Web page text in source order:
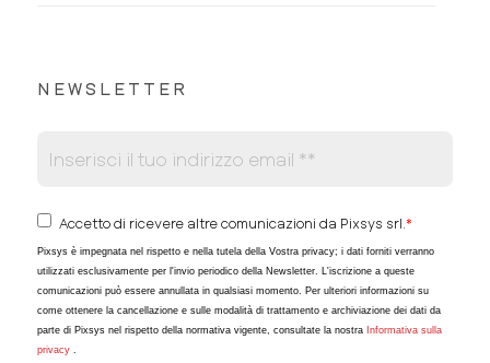
NEWSLETTER
Accetto di ricevere altre comunicazioni da Pixsys srl. *
Pixsys è impegnata nel rispetto e nella tutela della Vostra privacy; i dati forniti verranno
utilizzati esclusivamente per l'invio periodico della Newsletter. L'iscrizione a queste
comunicazioni può essere annullata in qualsiasi momento. Per ulteriori informazioni su
come ottenere la cancellazione e sulle modalità di trattamento e archiviazione dei dati da
parte di Pixsys nel rispetto della normativa vigente, consultate la nostra Informativa sulla
privacy.